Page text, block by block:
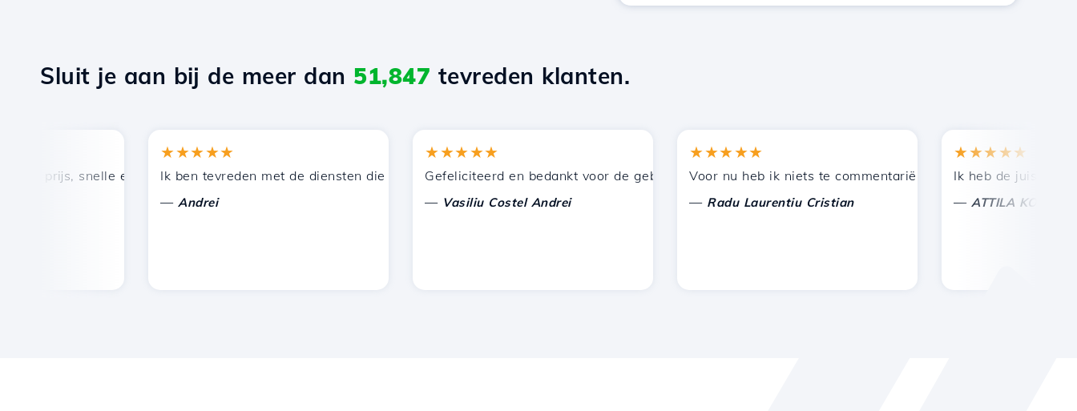
Sluit je aan bij de meer dan 51,847 tevreden klanten.
prijs, snelle en efficiënte technische ondersteuning.
★★★★★
Ik ben tevreden met de diensten die door Hostico worden aangeboden. Ik heb jullie aanbevolen bij andere bekenden.
Andrei
★★★★★
Gefeliciteerd en bedankt voor de geboden ondersteuning!
Vasiliu Costel Andrei
★★★★★
Voor nu heb ik niets te commentariëren, alleen om te
Radu Laurentiu Cristian
★★★★★
Ik heb de juiste keuze
ATTILA KOLES